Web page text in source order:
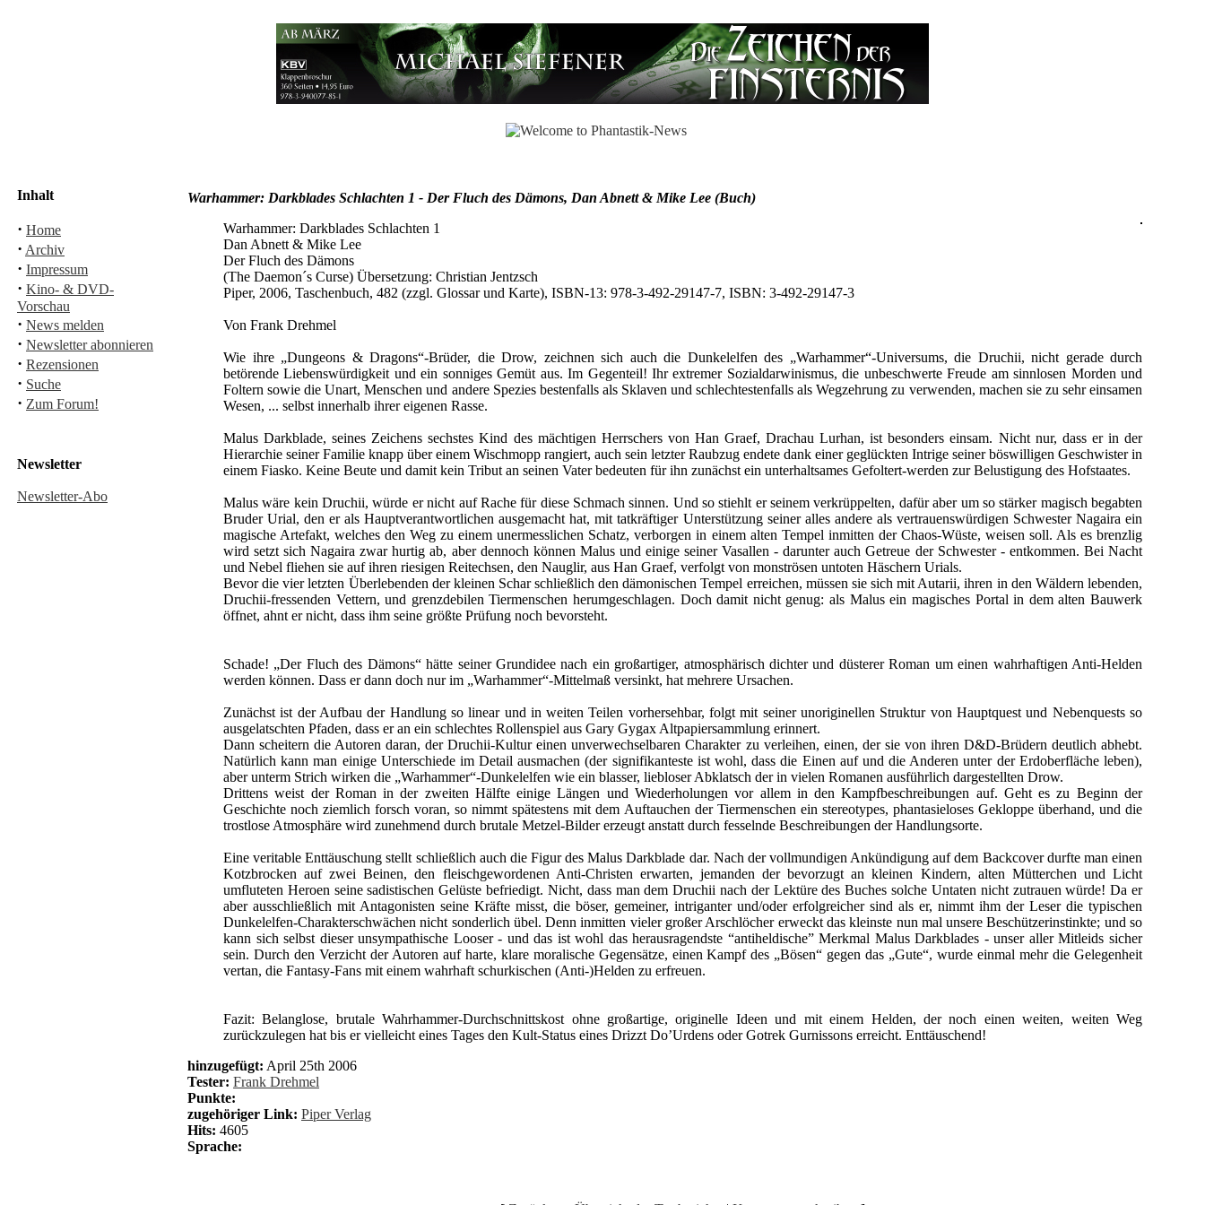
Inhalt
· Home
· Archiv
· Impressum
· Kino- & DVD-
Vorschau
· News melden
· Newsletter abonnieren
· Rezensionen
· Suche
· Zum Forum!
Newsletter
Newsletter-Abo
Warhammer: Darkblades Schlachten 1 - Der Fluch des Dämons, Dan Abnett & Mike Lee (Buch)
Warhammer: Darkblades Schlachten 1
Dan Abnett & Mike Lee
Der Fluch des Dämons
(The Daemon´s Curse) Übersetzung: Christian Jentzsch
Piper, 2006, Taschenbuch, 482 (zzgl. Glossar und Karte), ISBN-13: 978-3-492-29147-7, ISBN: 3-492-29147-3
Von Frank Drehmel
Wie ihre „Dungeons & Dragons“-Brüder, die Drow, zeichnen sich auch die Dunkelelfen des „Warhammer“-Universums, die Druchii, nicht gerade durch
betörende Liebenswürdigkeit und ein sonniges Gemüt aus. Im Gegenteil! Ihr extremer Sozialdarwinismus, die unbeschwerte Freude am sinnlosen Morden und
Foltern sowie die Unart, Menschen und andere Spezies bestenfalls als Sklaven und schlechtestenfalls als Wegzehrung zu verwenden, machen sie zu sehr einsamen
Wesen, ... selbst innerhalb ihrer eigenen Rasse.
Malus Darkblade, seines Zeichens sechstes Kind des mächtigen Herrschers von Han Graef, Drachau Lurhan, ist besonders einsam. Nicht nur, dass er in der
Hierarchie seiner Familie knapp über einem Wischmopp rangiert, auch sein letzter Raubzug endete dank einer geglückten Intrige seiner böswilligen Geschwister in
einem Fiasko. Keine Beute und damit kein Tribut an seinen Vater bedeuten für ihn zunächst ein unterhaltsames Gefoltert-werden zur Belustigung des Hofstaates.
Malus wäre kein Druchii, würde er nicht auf Rache für diese Schmach sinnen. Und so stiehlt er seinem verkrüppelten, dafür aber um so stärker magisch begabten
Bruder Urial, den er als Hauptverantwortlichen ausgemacht hat, mit tatkräftiger Unterstützung seiner alles andere als vertrauenswürdigen Schwester Nagaira ein
magische Artefakt, welches den Weg zu einem unermesslichen Schatz, verborgen in einem alten Tempel inmitten der Chaos-Wüste, weisen soll. Als es brenzlig
wird setzt sich Nagaira zwar hurtig ab, aber dennoch können Malus und einige seiner Vasallen - darunter auch Getreue der Schwester - entkommen. Bei Nacht
und Nebel fliehen sie auf ihren riesigen Reitechsen, den Nauglir, aus Han Graef, verfolgt von monströsen untoten Häschern Urials.
Bevor die vier letzten Überlebenden der kleinen Schar schließlich den dämonischen Tempel erreichen, müssen sie sich mit Autarii, ihren in den Wäldern lebenden,
Druchii-fressenden Vettern, und grenzdebilen Tiermenschen herumgeschlagen. Doch damit nicht genug: als Malus ein magisches Portal in dem alten Bauwerk
öffnet, ahnt er nicht, dass ihm seine größte Prüfung noch bevorsteht.
Schade! „Der Fluch des Dämons“ hätte seiner Grundidee nach ein großartiger, atmosphärisch dichter und düsterer Roman um einen wahrhaftigen Anti-Helden
werden können. Dass er dann doch nur im „Warhammer“-Mittelmaß versinkt, hat mehrere Ursachen.
Zunächst ist der Aufbau der Handlung so linear und in weiten Teilen vorhersehbar, folgt mit seiner unoriginellen Struktur von Hauptquest und Nebenquests so
ausgelatschten Pfaden, dass er an ein schlechtes Rollenspiel aus Gary Gygax Altpapiersammlung erinnert.
Dann scheitern die Autoren daran, der Druchii-Kultur einen unverwechselbaren Charakter zu verleihen, einen, der sie von ihren D&D-Brüdern deutlich abhebt.
Natürlich kann man einige Unterschiede im Detail ausmachen (der signifikanteste ist wohl, dass die Einen auf und die Anderen unter der Erdoberfläche leben),
aber unterm Strich wirken die „Warhammer“-Dunkelelfen wie ein blasser, liebloser Abklatsch der in vielen Romanen ausführlich dargestellten Drow.
Drittens weist der Roman in der zweiten Hälfte einige Längen und Wiederholungen vor allem in den Kampfbeschreibungen auf. Geht es zu Beginn der
Geschichte noch ziemlich forsch voran, so nimmt spätestens mit dem Auftauchen der Tiermenschen ein stereotypes, phantasieloses Gekloppe überhand, und die
trostlose Atmosphäre wird zunehmend durch brutale Metzel-Bilder erzeugt anstatt durch fesselnde Beschreibungen der Handlungsorte.
Eine veritable Enttäuschung stellt schließlich auch die Figur des Malus Darkblade dar. Nach der vollmundigen Ankündigung auf dem Backcover durfte man einen
Kotzbrocken auf zwei Beinen, den fleischgewordenen Anti-Christen erwarten, jemanden der bevorzugt an kleinen Kindern, alten Mütterchen und Licht
umfluteten Heroen seine sadistischen Gelüste befriedigt. Nicht, dass man dem Druchii nach der Lektüre des Buches solche Untaten nicht zutrauen würde! Da er
aber ausschließlich mit Antagonisten seine Kräfte misst, die böser, gemeiner, intriganter und/oder erfolgreicher sind als er, nimmt ihm der Leser die typischen
Dunkelelfen-Charakterschwächen nicht sonderlich übel. Denn inmitten vieler großer Arschlöcher erweckt das kleinste nun mal unsere Beschützerinstinkte; und so
kann sich selbst dieser unsympathische Looser - und das ist wohl das herausragendste “antiheldische” Merkmal Malus Darkblades - unser aller Mitleids sicher
sein. Durch den Verzicht der Autoren auf harte, klare moralische Gegensätze, einen Kampf des „Bösen“ gegen das „Gute“, wurde einmal mehr die Gelegenheit
vertan, die Fantasy-Fans mit einem wahrhaft schurkischen (Anti-)Helden zu erfreuen.
Fazit: Belanglose, brutale Wahrhammer-Durchschnittskost ohne großartige, originelle Ideen und mit einem Helden, der noch einen weiten, weiten Weg
zurückzulegen hat bis er vielleicht eines Tages den Kult-Status eines Drizzt Do’Urdens oder Gotrek Gurnissons erreicht. Enttäuschend!
hinzugefügt: April 25th 2006
Tester: Frank Drehmel
Punkte:
zugehöriger Link: Piper Verlag
Hits: 4605
Sprache: